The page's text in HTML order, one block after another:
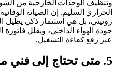
وتنظيف الوحدات الخارجية من
الحراري السليم. إن الصيانة
روتيني، بل هي استثمار ذكي يطيل
جودة الهواء الداخلي، ويقلل
عبر رفع كفاءة التشغيل.
5. متى تحتاج إلى فني مختص للصيانة؟